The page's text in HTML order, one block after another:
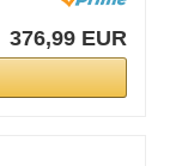
376,99 EUR